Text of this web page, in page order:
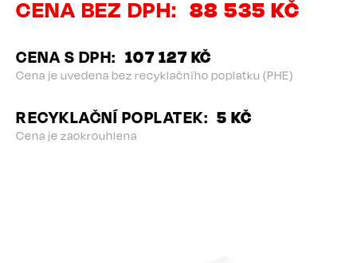
CENA BEZ DPH 88 535 KČ
CENA S DPH 107 127 KČ
Cena je uvedena bez recyklačního poplatku (PHE)
RECYKLAČNÍ POPLATEK 5 KČ
Cena je zaokrouhlena